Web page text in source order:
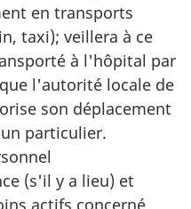
en transports
taxi); veillera à ce
à l'hôpital par
l'autorité locale de
son déplacement
particulier.
(s'il y a lieu) et
actifs concerné